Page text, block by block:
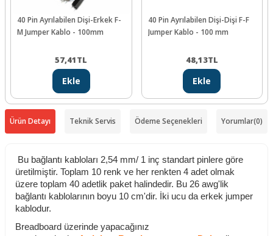
40 Pin Ayrılabilen Dişi-Erkek F-
M Jumper Kablo - 100mm
57,41TL
Ekle
40 Pin Ayrılabilen Dişi-Dişi F-F
Jumper Kablo - 100 mm
48,13TL
Ekle
Ürün Detayı Teknik Servis Ödeme Seçenekleri Yorumlar(0)
Bu bağlantı kabloları 2,54 mm/ 1 inç standart pinlere göre
üretilmiştir. Toplam 10 renk ve her renkten 4 adet olmak
üzere toplam 40 adetlik paket halindedir. Bu 26 awg'lik
bağlantı kablolarının boyu 10 cm'dir. İki ucu da erkek jumper
kablodur.
Breadboard üzerinde yapacağınız